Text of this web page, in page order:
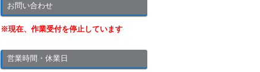
お問い合わせ
※現在、作業受付を停止しています
営業時間・休業日